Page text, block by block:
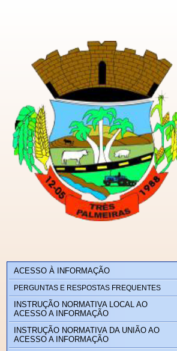
ACESSO À INFORMAÇÃO
PERGUNTAS E RESPOSTAS FREQUENTES
INSTRUÇÃO NORMATIVA LOCAL AO
ACESSO A INFORMAÇÃO
INSTRUÇÃO NORMATIVA DA UNIÃO AO
ACESSO A INFORMAÇÃO